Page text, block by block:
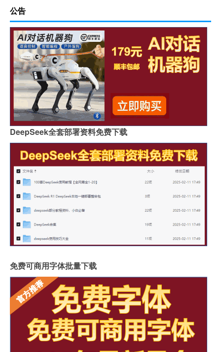
公告
DeepSeek全套部署资料免费下载
免费可商用字体批量下载